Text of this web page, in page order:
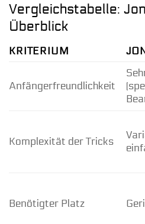
Vergleichstabelle:
Überblick
KRITERIUM
Anfängerfreundlichkeit
Komplexität der Tricks
Benötigter Platz